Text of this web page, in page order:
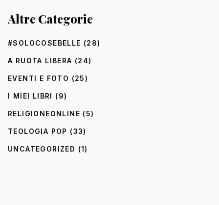
Altre Categorie
#SOLOCOSEBELLE (28)
A RUOTA LIBERA (24)
EVENTI E FOTO (25)
I MIEI LIBRI (9)
RELIGIONEONLINE (5)
TEOLOGIA POP (33)
UNCATEGORIZED (1)